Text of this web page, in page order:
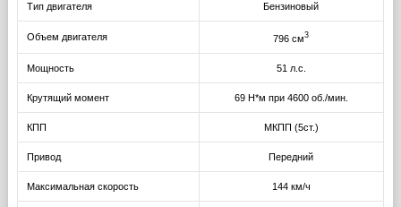
Тип двигателя Бензиновый
Объем двигателя 796 см3
Мощность 51 л.с.
Крутящий момент 69 Н*м при 4600 об./мин.
КПП МКПП (5ст.)
Привод Передний
Максимальная скорость 144 км/ч